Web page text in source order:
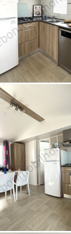
partout: 7,40m
dispose
centrale
chambre
et la seconde
confort et de
espace réduit:
le découvrirsur
de prendre